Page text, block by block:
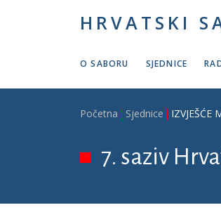
HRVATSKI
O SABORU SJEDNICE
Breadcrumb
Početna Sjednice IZVJEŠĆE
7. saziv